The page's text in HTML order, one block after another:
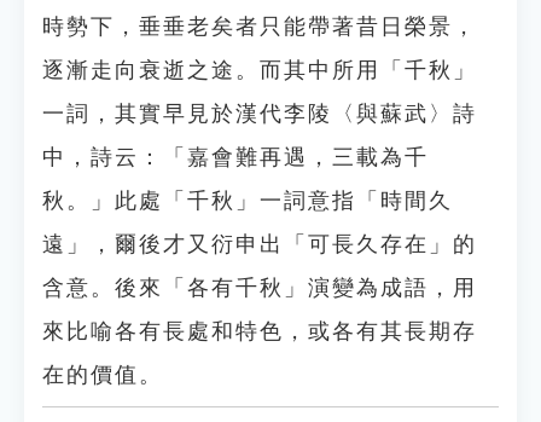
時勢下，垂垂老矣者只能帶著昔日榮景，
逐漸走向衰逝之途。而其中所用「千秋」
一詞，其實早見於漢代李陵〈與蘇武〉詩
中，詩云：「嘉會難再遇，三載為千
秋。」此處「千秋」一詞意指「時間久
遠」，爾後才又衍申出「可長久存在」的
含意。後來「各有千秋」演變為成語，用
來比喻各有長處和特色，或各有其長期存
在的價值。